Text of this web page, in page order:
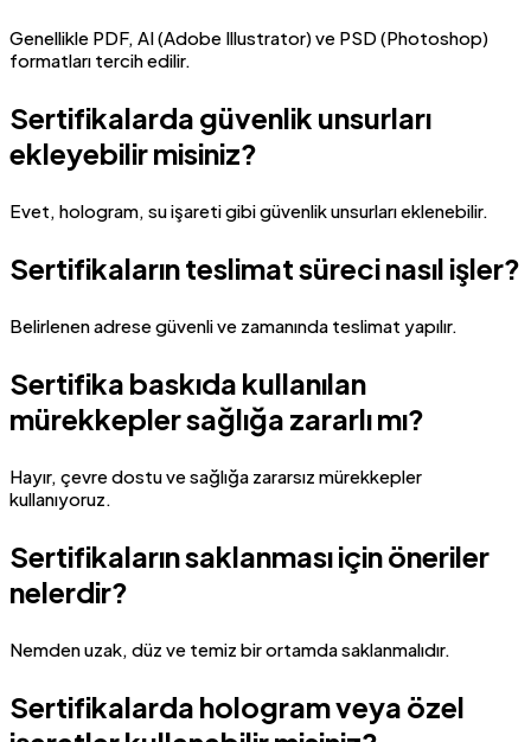
Genellikle PDF, AI (Adobe Illustrator) ve PSD (Photoshop)
formatları tercih edilir.
Sertifikalarda güvenlik unsurları
ekleyebilir misiniz?
Evet, hologram, su işareti gibi güvenlik unsurları eklenebilir.
Sertifikaların teslimat süreci nasıl işler?
Belirlenen adrese güvenli ve zamanında teslimat yapılır.
Sertifika baskıda kullanılan
mürekkepler sağlığa zararlı mı?
Hayır, çevre dostu ve sağlığa zararsız mürekkepler
kullanıyoruz.
Sertifikaların saklanması için öneriler
nelerdir?
Nemden uzak, düz ve temiz bir ortamda saklanmalıdır.
Sertifikalarda hologram veya özel